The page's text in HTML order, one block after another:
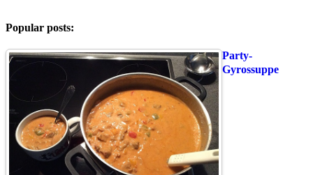
Popular posts:
Party-
Gyrossuppe